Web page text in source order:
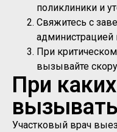
поликлиники и
Свяжитесь с
администрацией
При
вызывайте
При
Участковый врач